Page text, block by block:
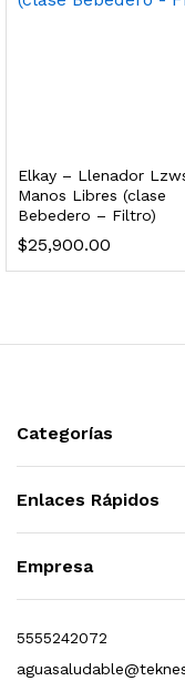
Elkay – Llenador
Manos Libres (clase
Bebedero – Filtro)
$25,900.00
Categorías
Enlaces Rápidos
Empresa
5555242072
L/h, con
Leer más
filtración, UV y
Leer más